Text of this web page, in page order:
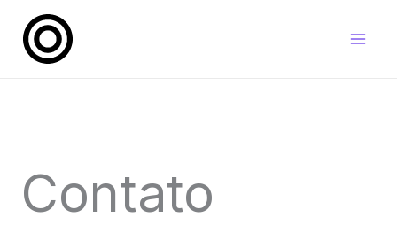
para
Contato